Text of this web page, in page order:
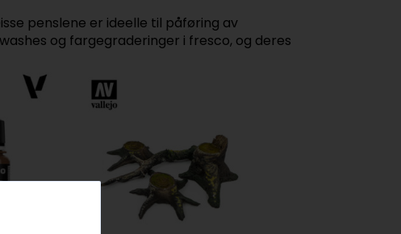
penslene er ideelle til påføring av
og fargegraderinger i fresco, og deres